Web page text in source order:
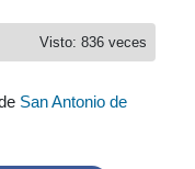
Visto: 836 veces
San Antonio de